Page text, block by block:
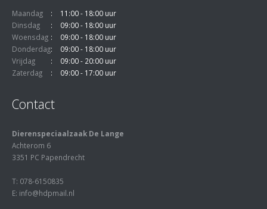
Maandag
11:00 - 18:00 uur
Dinsdag
09:00 - 18:00 uur
Woensdag
09:00 - 18:00 uur
Donderdag
09:00 - 18:00 uur
Vrijdag
09:00 - 20:00 uur
Zaterdag
09:00 - 17:00 uur
Contact
Dierenspeciaalzaak De Lange
Achterom 6
3351 PC Papendrecht
T: 078-6150835
E: info@hdpmail.nl